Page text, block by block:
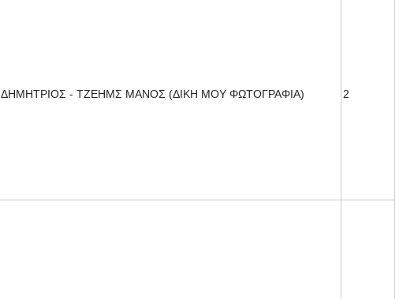
ΔΗΜΗΤΡΙΟΣ - ΤΖΕΗΜΣ ΜΑΝΟΣ (ΔΙΚΗ ΜΟΥ ΦΩΤΟΓΡΑΦΙΑ) 2